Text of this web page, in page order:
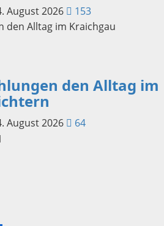
August 2026 153
den Alltag im
August 2026 64